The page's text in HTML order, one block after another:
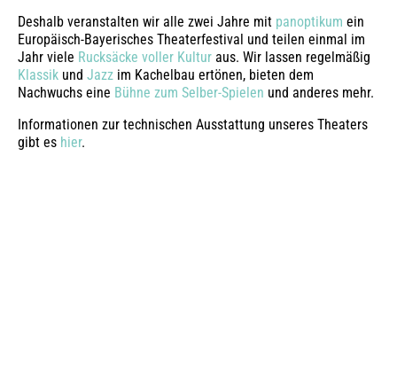
Deshalb veranstalten wir alle zwei Jahre mit panoptikum ein
Europäisch-Bayerisches Theaterfestival und teilen einmal im
Jahr viele Rucksäcke voller Kultur aus. Wir lassen regelmäßig
Klassik und Jazz im Kachelbau ertönen, bieten dem
Nachwuchs eine Bühne zum Selber-Spielen und anderes mehr.
Informationen zur technischen Ausstattung unseres Theaters
gibt es hier.